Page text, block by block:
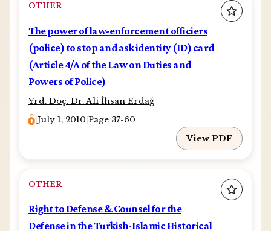
OTHER
The power of law-enforcement officiers
(police) to stop and ask identity (ID) card
(Article 4/A of the Law on Duties and
Powers of Police)
Yrd. Doç. Dr. Ali İhsan Erdağ
|July 1, 2010 |Page 37-60
View PDF
OTHER
Right to Defense & Counsel for the
Defense in the Turkish-Islamic Historical